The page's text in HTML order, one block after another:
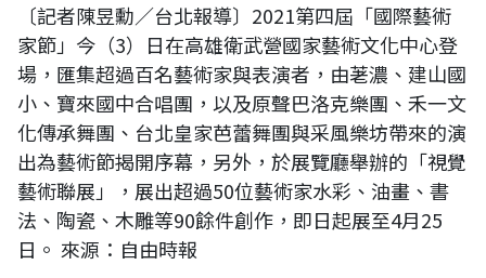
〔記者陳昱勳／台北報導〕2021第四屆「國際藝術
家節」今（3）日在高雄衛武營國家藝術文化中心登
場，匯集超過百名藝術家與表演者，由荖濃、建山國
小、寶來國中合唱團，以及原聲巴洛克樂團、禾一文
化傳承舞團、台北皇家芭蕾舞團與采風樂坊帶來的演
出為藝術節揭開序幕，另外，於展覽廳舉辦的「視覺
藝術聯展」，展出超過50位藝術家水彩、油畫、書
法、陶瓷、木雕等90餘件創作，即日起展至4月25
日。 來源：自由時報